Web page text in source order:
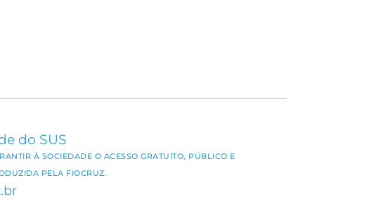
do SUS
À SOCIEDADE O ACESSO GRATUITO, PÚBLICO E
PELA FIOCRUZ.